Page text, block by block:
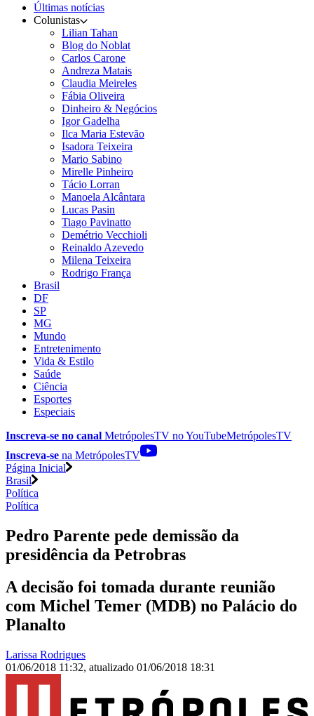
Últimas notícias
Colunistas
Lilian Tahan
Blog do Noblat
Carlos Carone
Andreza Matais
Claudia Meireles
Fábia Oliveira
Dinheiro & Negócios
Igor Gadelha
Ilca Maria Estevão
Isadora Teixeira
Mario Sabino
Mirelle Pinheiro
Tácio Lorran
Manoela Alcântara
Lucas Pasin
Tiago Pavinatto
Demétrio Vecchioli
Reinaldo Azevedo
Milena Teixeira
Rodrigo França
Brasil
DF
SP
MG
Mundo
Entretenimento
Vida & Estilo
Saúde
Ciência
Esportes
Especiais
Inscreva-se no canal MetrópolesTV noYouTubeMetrópolesTV
Inscreva-se na MetrópolesTV
Página Inicial
Brasil
Política
Política
Pedro Parente pede demissão da
presidência da Petrobras
A decisão foi tomada durante reunião
com Michel Temer (MDB) no Palácio do
Planalto
Larissa Rodrigues
01/06/2018 11:32, atualizado 01/06/2018 18:31